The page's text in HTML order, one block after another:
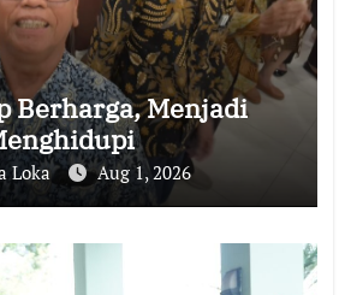
Berharga, Menjadi
Loka Aug 1, 2026